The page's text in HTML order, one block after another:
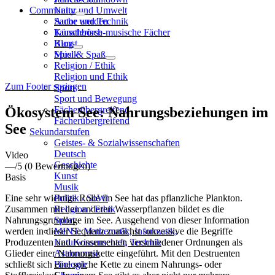
Natur und Umwelt
Sache und Technik
Künstlerisch-musische Fächer
Kunst
Musik
Religion / Ethik
Religion und Ethik
Sport
Sport und Bewegung
Fächerübergreifend
Fächerübergreifend
Sekundarstufen
Geistes- & Sozialwissenschaften
Deutsch
Geschichte
Kunst
Musik
Politik / SoWi
Religion / Ethik
Sport
MINT: Mathematik, Informatik,
Naturwissenschaft, Technik
Astronomie
Biologie
Community
Autor werden
Tauschbörse
Blog
Spiel & Spaß
Zum Footer springen
Ökosystem See: Nahrungsbeziehungen im
See
Video
—/5 (0 Bewertungen)
Basis
Eine sehr wichtige Rolle im See hat das pflanzliche Plankton.
Zusammen mit den anderen Wasserpflanzen bildet es die
Nahrungsgrundlage im See. Ausgehend von dieser Information
werden in dieser Sequenz zunächst sukzessive die Begriffe
Produzenten und Konsumenten verschiedener Ordnungen als
Glieder einer Nahrungskette eingeführt. Mit den Destruenten
schließt sich eine solche Kette zu einem Nahrungs- oder